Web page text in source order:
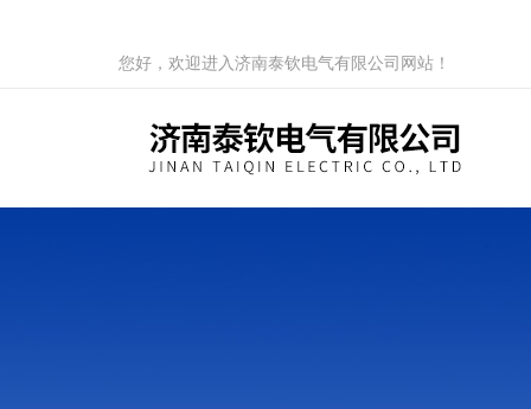
您好，欢迎进入济南泰钦电气有限公司网站！